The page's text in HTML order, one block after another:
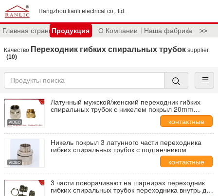
Hangzhou lianli electrical co,. ltd.
Главная страницаПродукция О Компании Наша фабрика >>
Качество Переходник гибких спиральных трубок supplier.
(10)
Латунный мужской/женский переходник гибких
спиральных трубок с никелем покрыл 20mm
контактные
данные
Никель покрыл 3 латунного части переходника
гибких спиральных трубок с подгаечником
контактные
данные
3 части поворачивают на шарнирах переходник
гибких спиральных трубок переходника внутрь для